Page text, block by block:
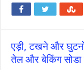
एड़ी, टखने और
तेल और बेकिंग सोडा